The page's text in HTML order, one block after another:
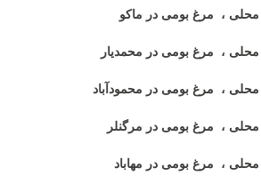
، مرغ بومی در ماکو
، مرغ بومی در محمدیار
، مرغ بومی در محمودآباد
، مرغ بومی در مرگنلر
، مرغ بومی در مهاباد